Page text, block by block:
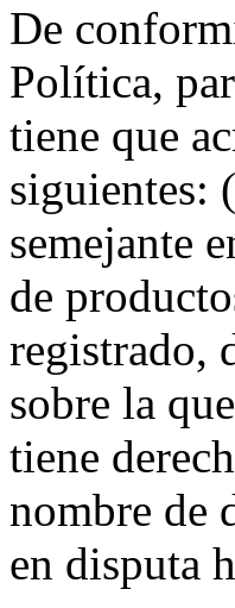
De
Política,
tiene que
siguientes:
semejante
de
registrado,
sobre la
tiene
nombre de
en disputa